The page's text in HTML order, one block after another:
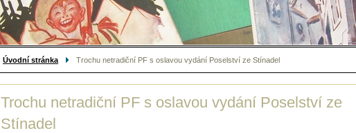
Úvodní stránka Trochu netradiční PF s oslavou vydání Poselství ze Stínadel
Trochu netradiční PF s oslavou vydání Poselství ze
Stínadel